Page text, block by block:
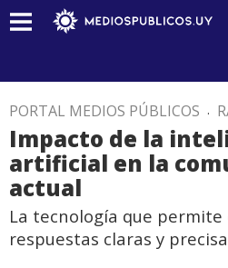
PORTAL MEDIOS PÚBLICOS .
Impacto de la
artificial en la
actual
La tecnología que
respuestas claras y